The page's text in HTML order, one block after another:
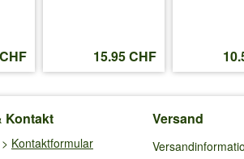
15.95 CHF
Kontakt
Kontaktformular
Versand